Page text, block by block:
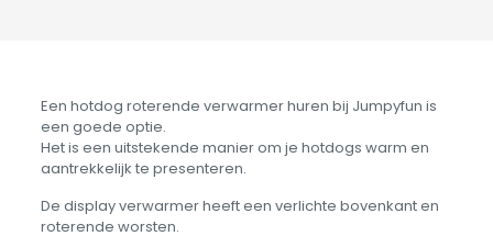
Een hotdog roterende verwarmer huren bij Jumpyfun is
een goede optie.
Het is een uitstekende manier om je hotdogs warm en
aantrekkelijk te presenteren.
De display verwarmer heeft een verlichte bovenkant en
roterende worsten.